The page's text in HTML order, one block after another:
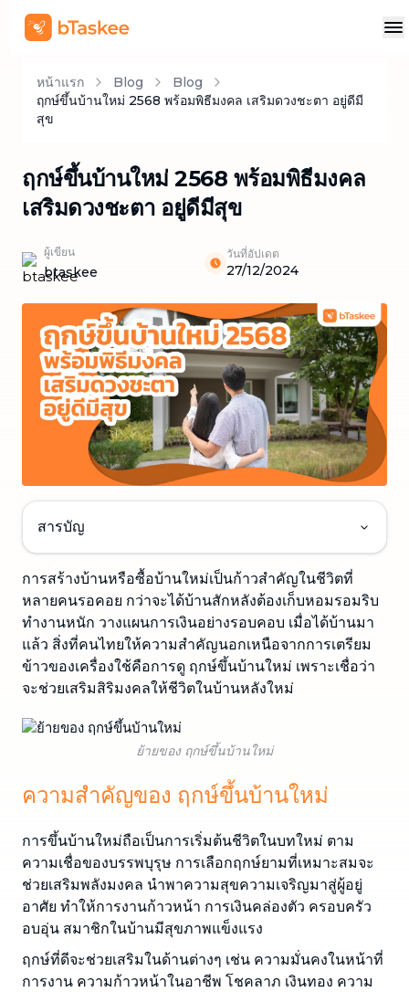
หน้าแรก Blog
Blog
ฤกษ์ขึ้นบ้านใหม่ 2568 พร้อมพิธีมงคล เสริมดวงชะตา อยู่ดีมี
สุข
ฤกษ์ขึ้นบ้านใหม่ 2568 พร้อมพิธีมงคล
เสริมดวงชะตา อยู่ดีมีสุข
ผู้เขียน
btaskee
วันที่อัปเดต
27/12/2024
สารบัญ
การสร้างบ้านหรือซื้อบ้านใหม่เป็นก้าวสำคัญในชีวิตที่
หลายคนรอคอย กว่าจะได้บ้านสักหลังต้องเก็บหอมรอมริบ
ทำงานหนัก วางแผนการเงินอย่างรอบคอบ เมื่อได้บ้านมา
แล้ว สิ่งที่คนไทยให้ความสำคัญนอกเหนือจากการเตรียม
ข้าวของเครื่องใช้คือการดู ฤกษ์ขึ้นบ้านใหม่ เพราะเชื่อว่า
จะช่วยเสริมสิริมงคลให้ชีวิตในบ้านหลังใหม่
ย้ายของ ฤกษ์ขึ้นบ้านใหม่
ความสำคัญของ ฤกษ์ขึ้นบ้านใหม่
การขึ้นบ้านใหม่ถือเป็นการเริ่มต้นชีวิตในบทใหม่ ตาม
ความเชื่อของบรรพบุรุษ การเลือกฤกษ์ยามที่เหมาะสมจะ
ช่วยเสริมพลังมงคล นำพาความสุขความเจริญมาสู่ผู้อยู่
อาศัย ทำให้การงานก้าวหน้า การเงินคล่องตัว ครอบครัว
อบอุ่น สมาชิกในบ้านมีสุขภาพแข็งแรง
ฤกษ์ที่ดีจะช่วยเสริมในด้านต่างๆ เช่น ความมั่นคงในหน้าที่
การงาน ความก้าวหน้าในอาชีพ โชคลาภ เงินทอง ความ